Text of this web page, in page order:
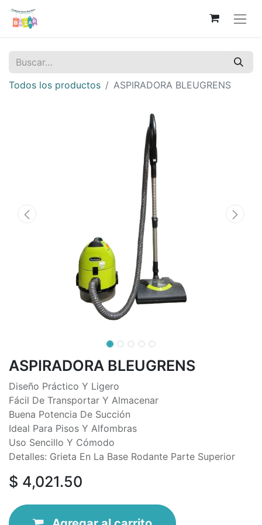
Todos los productos ASPIRADORA BLEUGRENS
ASPIRADORA BLEUGRENS
Diseño Práctico Y Ligero
Fácil De Transportar Y Almacenar
Buena Potencia De Succión
Ideal Para Pisos Y Alfombras
Uso Sencillo Y Cómodo
Detalles: Grieta En La Base Rodante Parte Superior
$ 4,021.50